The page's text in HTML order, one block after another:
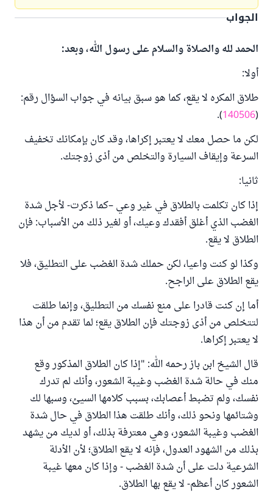
الجواب
الحمد لله والصلاة والسلام على رسول الله، وبعد:
أولا:
طلاق المكره لا يقع، كما هو سبق بيانه في جواب السؤال رقم:
(
140506
).
لكن ما حصل معك لا يعتبر إكراها، وقد كان بإمكانك تخفيف
السرعة وإيقاف السيارة والتخلص من أذى زوجتك.
ثانيا:
إذا كان تكلمت بالطلاق في غير وعي –كما ذكرت- لأجل شدة
الغضب الذي أغلق أفقدك وعيك، أو لغير ذلك من الأسباب: فإن
الطلاق لا يقع.
وكذا لو كنت واعيا، لكن حملك شدة الغضب على التطليق، فلا
يقع الطلاق على الراجح.
أما إن كنت قادرا على منع نفسك من التطليق، وإنما طلقت
لتتخلص من أذى زوجتك فإن الطلاق يقع؛ لما تقدم من أن هذا
لا يعتبر إكراها.
قال الشيخ ابن باز رحمه الله: "إذا كان الطلاق المذكور وقع
منك في حالة شدة الغضب وغيبة الشعور، وأنك لم تدرك
نفسك، ولم تضبط أعصابك، بسبب كلامها السيئ، وسبها لك
وشتائمها ونحو ذلك، وأنك طلقت هذا الطلاق في حال شدة
الغضب وغيبة الشعور، وهي معترفة بذلك، أو لديك من يشهد
بذلك من الشهود العدول، فإنه لا يقع الطلاق؛ لأن الأدلة
الشرعية دلت على أن شدة الغضب - وإذا كان معها غيبة
الشعور كان أعظم- لا يقع بها الطلاق.